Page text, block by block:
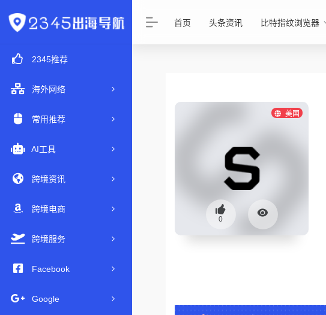
2345推荐
海外网络
常用推荐
AI工具
跨境资讯
跨境电商
跨境服务
Facebook
Google
首页 头条资讯 比特指纹浏览器
美国
0